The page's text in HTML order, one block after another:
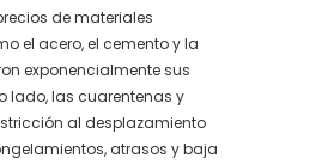
de materiales
el acero, el cemento y la
exponencialmente sus
lado, las cuarentenas y
al desplazamiento
atrasos y baja